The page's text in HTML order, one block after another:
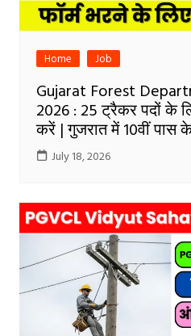
Home Job
Gujarat Forest
2026 : 25 ट्रैकर पदों के
करें | गुजरात में 10वीं पास
July 18, 2026